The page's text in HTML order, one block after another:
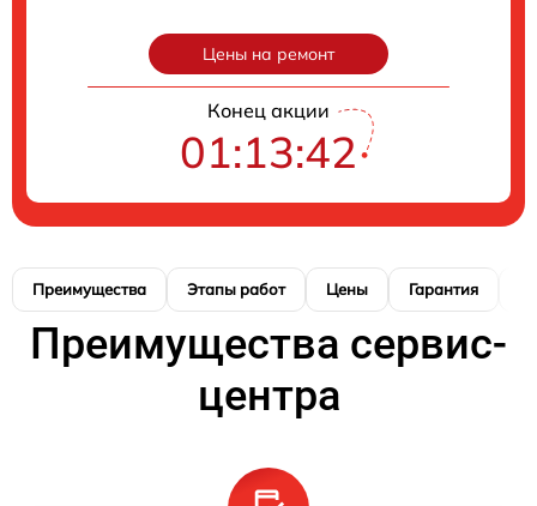
Цены на ремонт
Конец акции
01:13:41
Преимущества Этапы работ Цены Гарантия
Преимущества сервис-
центра